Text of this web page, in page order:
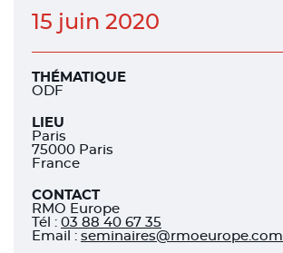
15 juin 2020
THÉMATIQUE
ODF
LIEU
Paris
75000 Paris
France
CONTACT
RMO Europe
Tél : 03 88 40 67 35
Email : seminaires@rmoeurope.com